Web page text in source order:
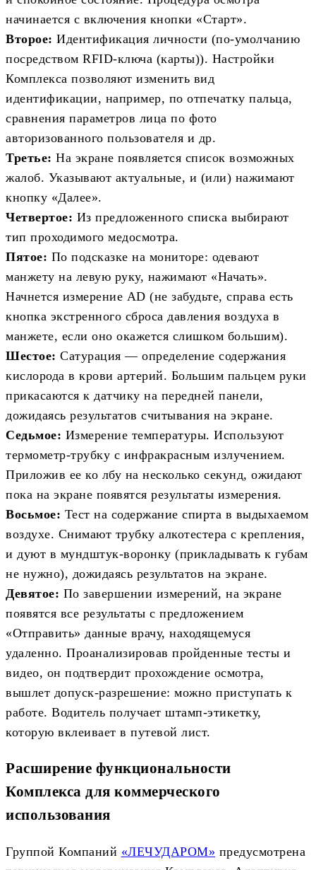
начинается с включения кнопки «Старт».
Второе: Идентификация личности (по-умолчанию
посредством RFID-ключа (карты)). Настройки
Комплекса позволяют изменить вид
идентификации, например, по отпечатку пальца,
сравнения параметров лица по фото
авторизованного пользователя и др.
Третье: На экране появляется список возможных
жалоб. Указывают актуальные, и (или) нажимают
кнопку «Далее».
Четвертое: Из предложенного списка выбирают
тип проходимого медосмотра.
Пятое: По подсказке на мониторе: одевают
манжету на левую руку, нажимают «Начать».
Начнется измерение AD (не забудьте, справа есть
кнопка экстренного сброса давления воздуха в
манжете, если оно окажется слишком большим).
Шестое: Сатурация — определение содержания
кислорода в крови артерий. Большим пальцем руки
прикасаются к датчику на передней панели,
дожидаясь результатов считывания на экране.
Седьмое: Измерение температуры. Используют
термометр-трубку с инфракрасным излучением.
Приложив ее ко лбу на несколько секунд, ожидают
пока на экране появятся результаты измерения.
Восьмое: Тест на содержание спирта в выдыхаемом
воздухе. Снимают трубку алкотестера с крепления,
и дуют в мундштук-воронку (прикладывать к губам
не нужно), дожидаясь результатов на экране.
Девятое: По завершении измерений, на экране
появятся все результаты с предложением
«Отправить» данные врачу, находящемуся
удаленно. Проанализировав пройденные тесты и
видео, он подтвердит прохождение осмотра,
вышлет допуск-разрешение: можно приступать к
работе. Водитель получает штамп-этикетку,
которую вклеивает в путевой лист.
Расширение функциональности
Комплекса для коммерческого
использования
Группой Компаний «ЛЕЧУДАРОМ» предусмотрена